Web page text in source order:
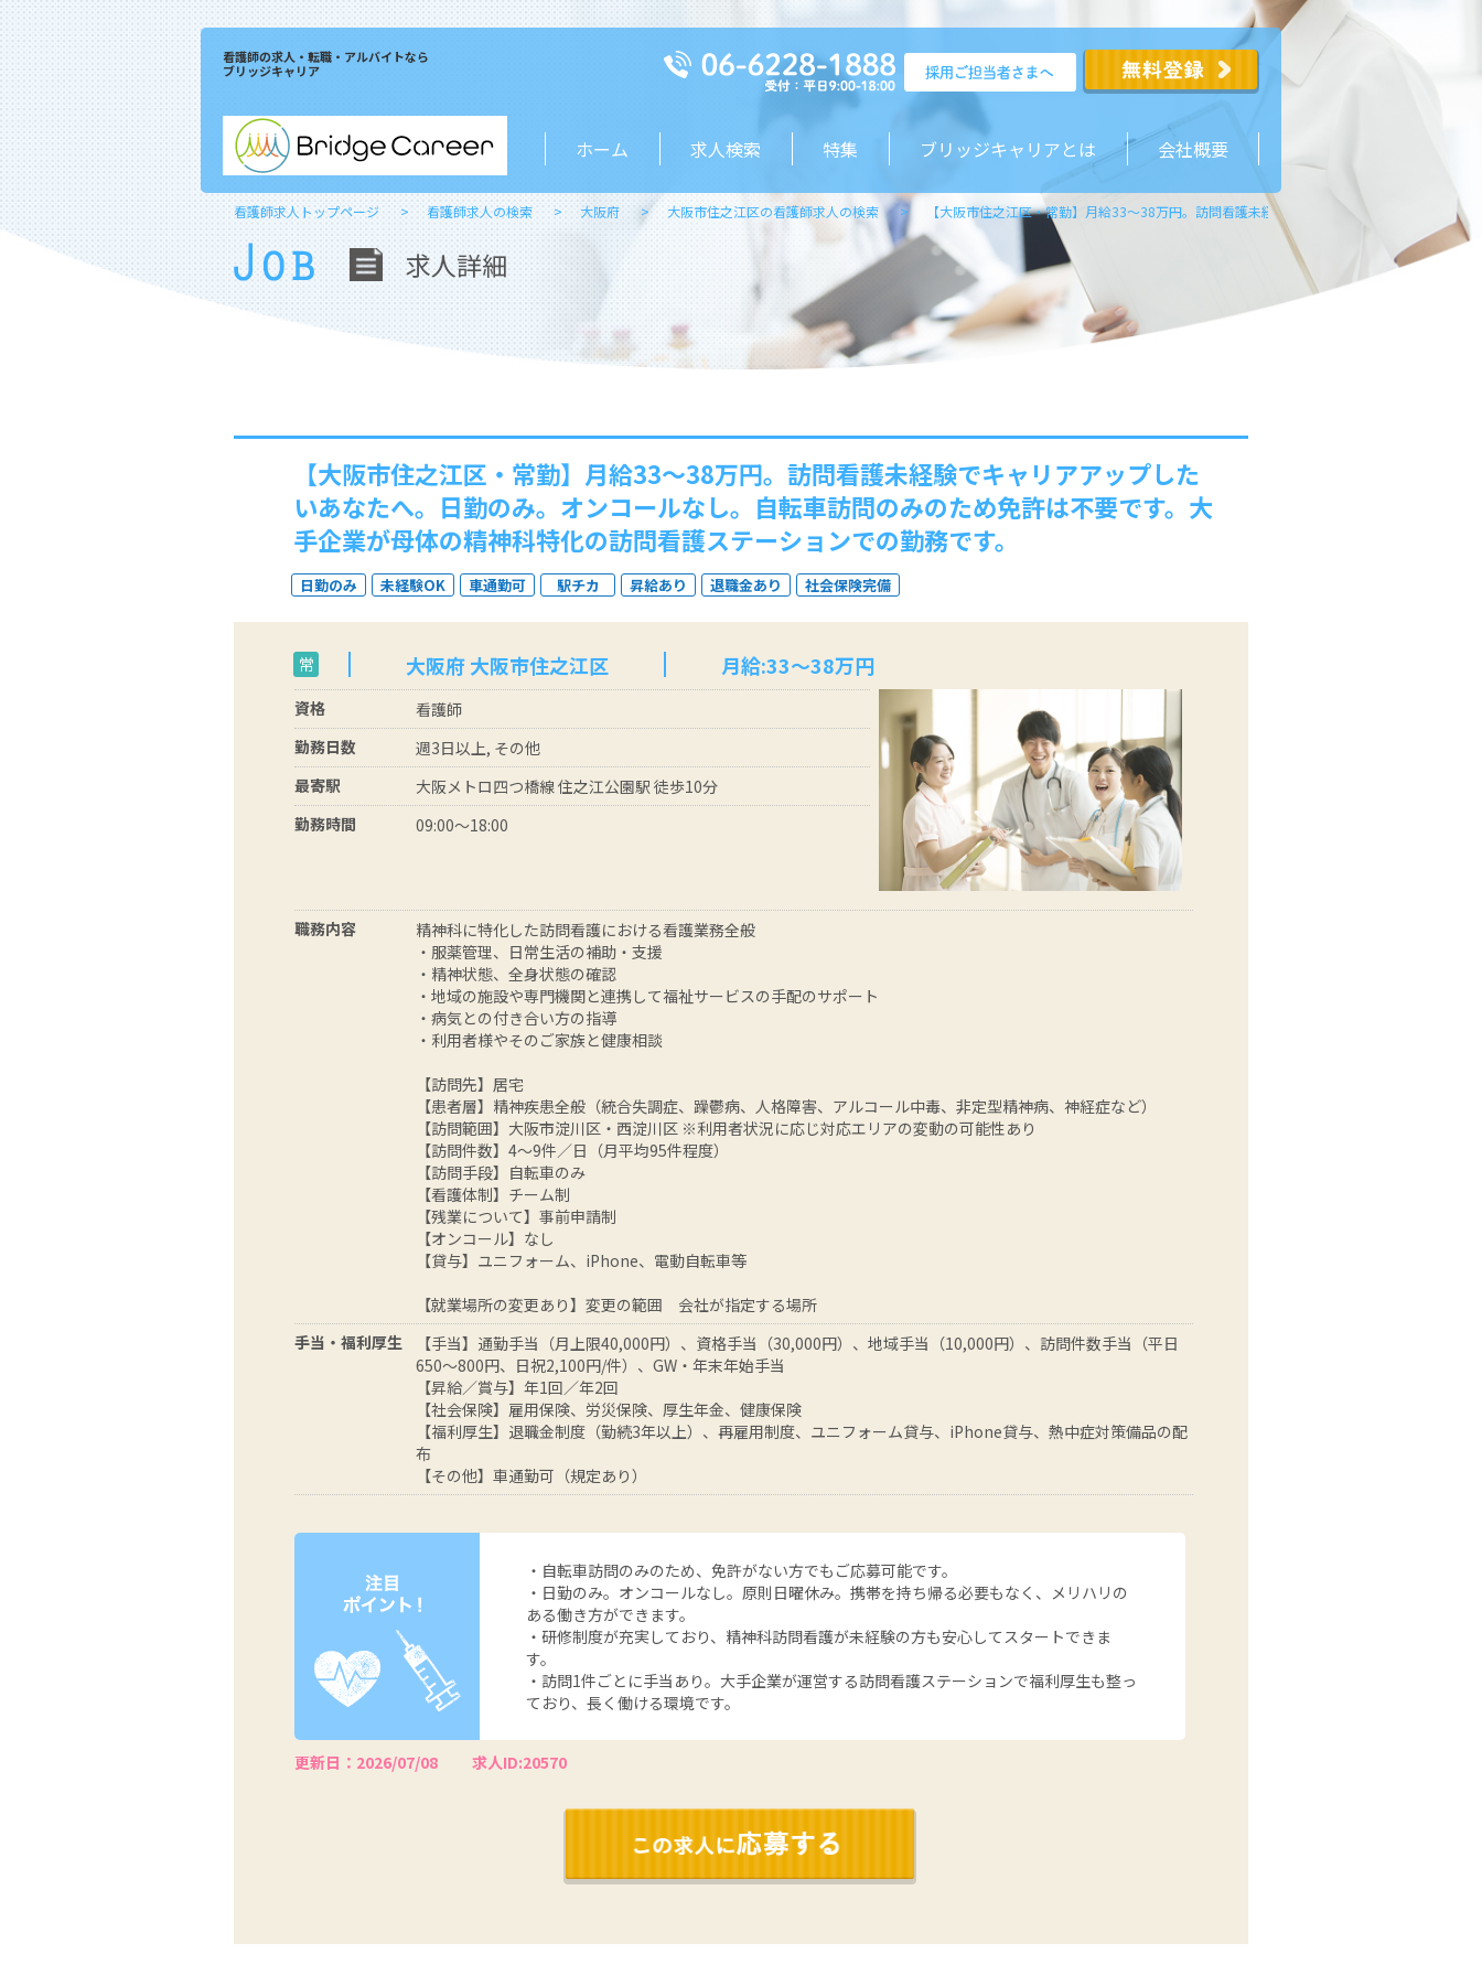
看護師の求人・転職・アルバイトなら
ブリッジキャリア
ホーム 求人検索 特集 ブリッジキャリアとは 会社概要
看護師求人トップページ 看護師求人の検索 大阪府 大阪市住之江区の看護師求人の検索 【大阪市住之江区・常勤】月給33～38万円。訪問看護未経験でキャリアアップしたいあな
求人詳細
【大阪市住之江区・常勤】月給33～38万円。訪問看護未経験でキャリアアップした
いあなたへ。日勤のみ。オンコールなし。自転車訪問のみのため免許は不要です。大
手企業が母体の精神科特化の訪問看護ステーションでの勤務です。
日勤のみ 未経験OK 車通勤可 駅チカ 昇給あり 退職金あり 社会保険完備
常 大阪府 大阪市住之江区 月給:33～38万円
資格
看護師
勤務日数
週3日以上, その他
最寄駅
大阪メトロ四つ橋線 住之江公園駅 徒歩10分
勤務時間
09:00～18:00
職務内容
精神科に特化した訪問看護における看護業務全般
・服薬管理、日常生活の補助・支援
・精神状態、全身状態の確認
・地域の施設や専門機関と連携して福祉サービスの手配のサポート
・病気との付き合い方の指導
・利用者様やそのご家族と健康相談
【訪問先】居宅
【患者層】精神疾患全般（統合失調症、躁鬱病、人格障害、アルコール中毒、非定型精神病、神経症など）
【訪問範囲】大阪市淀川区・西淀川区 ※利用者状況に応じ対応エリアの変動の可能性あり
【訪問件数】4～9件／日（月平均95件程度）
【訪問手段】自転車のみ
【看護体制】チーム制
【残業について】事前申請制
【オンコール】なし
【貸与】ユニフォーム、iPhone、電動自転車等
【就業場所の変更あり】変更の範囲 会社が指定する場所
手当・福利厚生
【手当】通勤手当（月上限40,000円）、資格手当（30,000円）、地域手当（10,000円）、訪問件数手当（平日
650〜800円、日祝2,100円/件）、GW・年末年始手当
【昇給／賞与】年1回／年2回
【社会保険】雇用保険、労災保険、厚生年金、健康保険
【福利厚生】退職金制度（勤続3年以上）、再雇用制度、ユニフォーム貸与、iPhone貸与、熱中症対策備品の配
布
【その他】車通勤可（規定あり）
・自転車訪問のみのため、免許がない方でもご応募可能です。
・日勤のみ。オンコールなし。原則日曜休み。携帯を持ち帰る必要もなく、メリハリの
ある働き方ができます。
・研修制度が充実しており、精神科訪問看護が未経験の方も安心してスタートできま
す。
・訪問1件ごとに手当あり。大手企業が運営する訪問看護ステーションで福利厚生も整っ
ており、長く働ける環境です。
更新日：2026/07/08 求人ID:20570